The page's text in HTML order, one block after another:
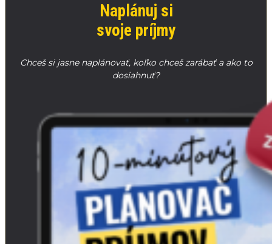
Naplánuj si
svoje príjmy
Chceš si jasne naplánovať, koľko chceš zarábať a ako to
dosiahnuť?